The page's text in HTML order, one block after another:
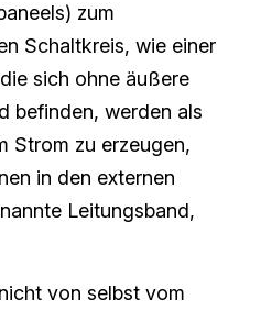
zum
Schaltkreis, wie einer
sich ohne äußere
befinden, werden als
Strom zu erzeugen,
in den externen
Leitungsband,
von selbst vom